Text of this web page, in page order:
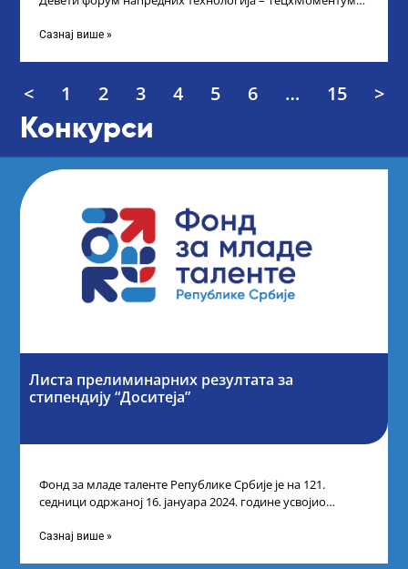
Сазнај више »
< 1 2 3 4 5 6 … 15 >
Конкурси
Листа прелиминарних резултата за
стипендију “Доситеја”
Фонд за младе таленте Републике Србије је на 121.
седници одржаној 16. јануара 2024. године усвојио
Сазнај више »